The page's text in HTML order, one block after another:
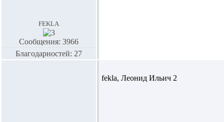
fekla
Сообщения: 3966
Благодарностей: 27
fekla, Леонид Ильич 2